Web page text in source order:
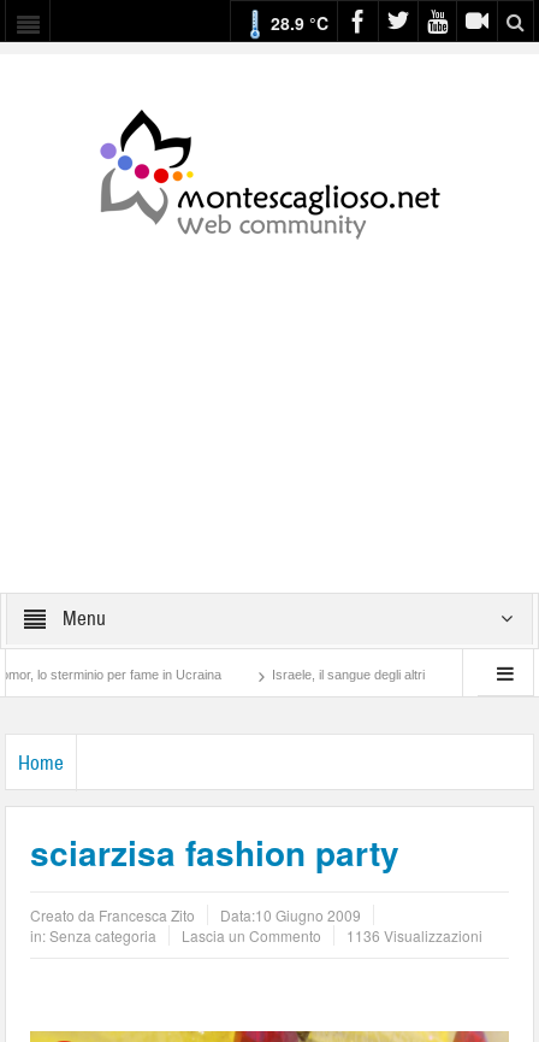
28.9 °C
Menu
per fame in Ucraina Israele, il sangue degli altri Lotta di classe… tra
Home
sciarzisa fashion party
Creato da Francesca Zito Data:10 Giugno 2009
in: Senza categoria
Lascia un Commento 1136 Visualizzazioni